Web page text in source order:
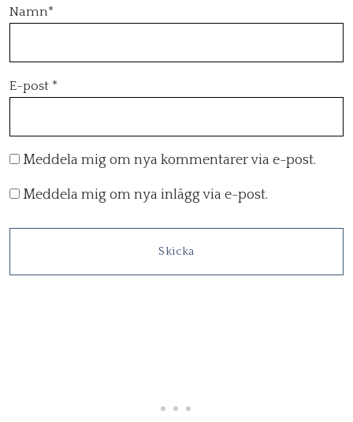
Namn*
E-post *
Meddela mig om nya kommentarer via e-post.
Meddela mig om nya inlägg via e-post.